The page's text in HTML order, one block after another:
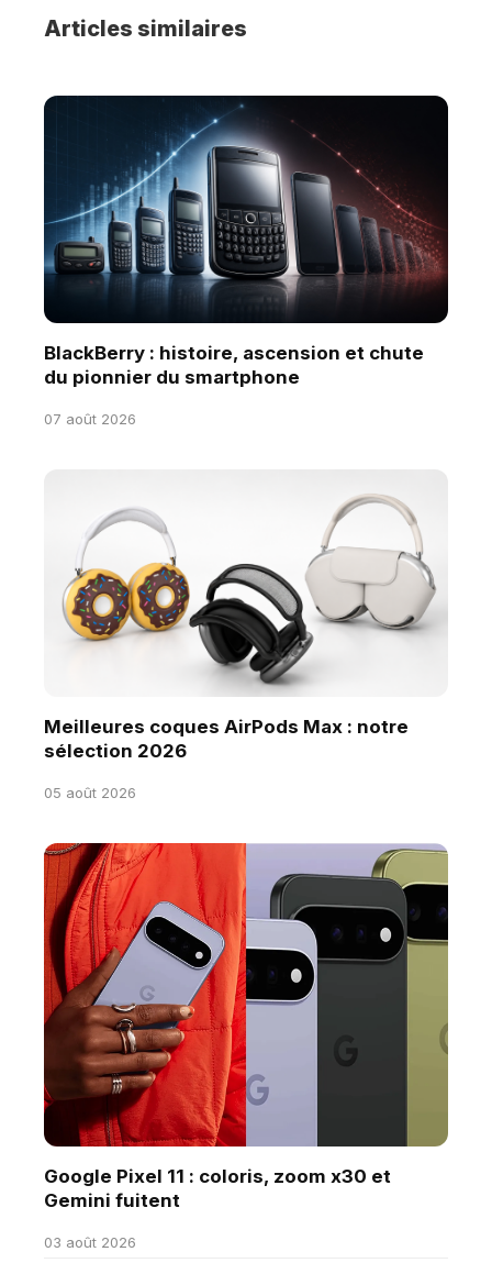
Articles similaires
BlackBerry : histoire, ascension et chute
du pionnier du smartphone
07 août 2026
Meilleures coques AirPods Max : notre
sélection 2026
05 août 2026
Google Pixel 11 : coloris, zoom x30 et
Gemini fuitent
03 août 2026